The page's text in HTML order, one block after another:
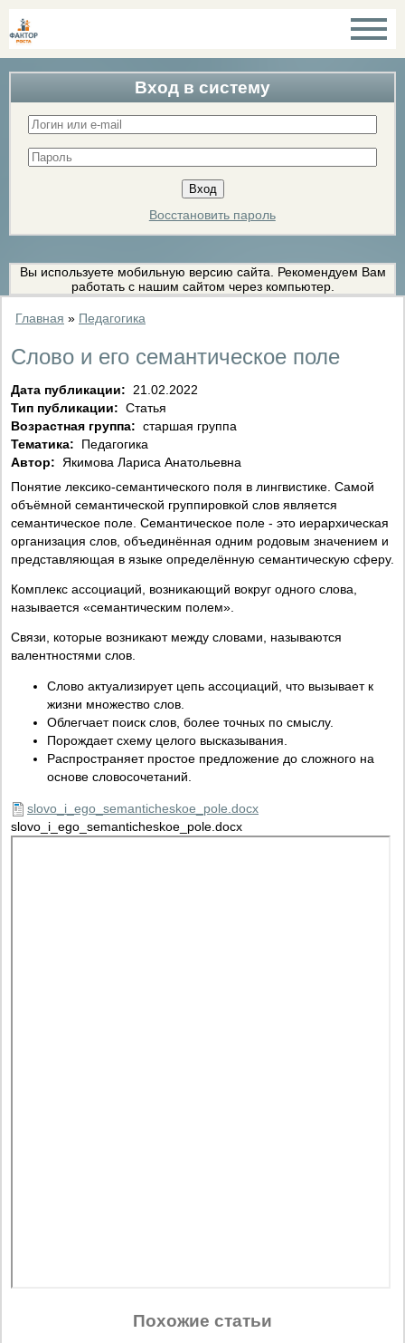
Вход в систему
Восстановить пароль
Вы используете мобильную версию сайта. Рекомендуем Вам
работать с нашим сайтом через компьютер.
Главная » Педагогика
Слово и его семантическое поле
Дата публикации:
21.02.2022
Тип публикации: Статья
Возрастная группа: старшая группа
Тематика:
Педагогика
Автор:
Якимова Лариса Анатольевна
Понятие лексико-семантического поля в лингвистике. Самой
объёмной семантической группировкой слов является
семантическое поле. Семантическое поле - это иерархическая
организация слов, объединённая одним родовым значением и
представляющая в языке определённую семантическую сферу.
Комплекс ассоциаций, возникающий вокруг одного слова,
называется «семантическим полем».
Связи, которые возникают между словами, называются
валентностями слов.
Слово актуализирует цепь ассоциаций, что вызывает к
жизни множество слов.
Облегчает поиск слов, более точных по смыслу.
Порождает схему целого высказывания.
Распространяет простое предложение до сложного на
основе словосочетаний.
slovo_i_ego_semanticheskoe_pole.docx
slovo_i_ego_semanticheskoe_pole.docx
Похожие статьи